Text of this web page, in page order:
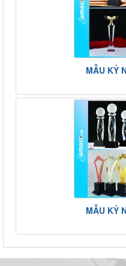
MẪU KỶ
MẪU KỶ